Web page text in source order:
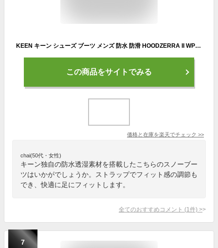
KEEN キーン シューズ ブーツ メンズ 防水 防滑 HOODZERRA II WP フッドゼラ 1029652
この商品をサイトでみる
価格と在庫を楽天でチェック >>
chai(50代・女性)
キーン独自の防水透湿素材を搭載したこちらのスノーブー
ツはいかがでしょうか。ストラップでフィット感の調節も
でき、快適に足にフィットします。
全てのおすすめコメント (1 件) >
7